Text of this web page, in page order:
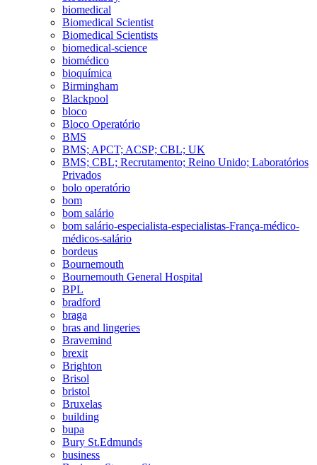
biomedical
Biomedical Scientist
Biomedical Scientists
biomedical-science
biomédico
bioquímica
Birmingham
Blackpool
bloco
Bloco Operatório
BMS
BMS; APCT; ACSP; CBL; UK
BMS; CBL; Recrutamento; Reino Unido; Laboratórios
Privados
bolo operatório
bom
bom salário
bom salário-especialista-especialistas-França-médico-
médicos-salário
bordeus
Bournemouth
Bournemouth General Hospital
BPL
bradford
braga
bras and lingeries
Bravemind
brexit
Brighton
Brisol
bristol
Bruxelas
building
bupa
Bury St.Edmunds
business